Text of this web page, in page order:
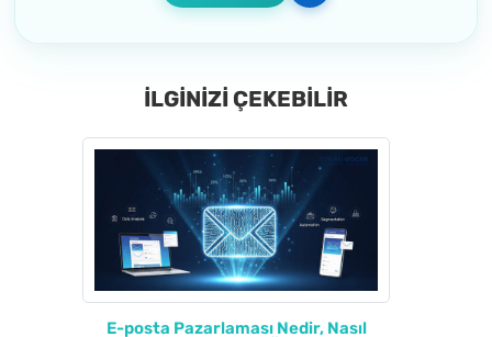
İLGİNİZİ ÇEKEBİLİR
E-posta Pazarlaması Nedir, Nasıl